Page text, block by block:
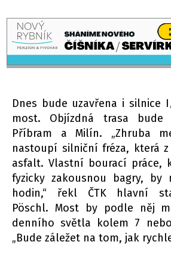
Dnes bude uzavřena i silnice
most. Objízdná trasa bude
Příbram a Milín. „Zhruba
nastoupí silniční fréza, která
asfalt. Vlastní bourací práce,
fyzicky zakousnou bagry,
hodin,“ řekl ČTK hlavní
Pöschl. Most by podle něj
denního světla kolem 7
„Bude záležet na tom, jak